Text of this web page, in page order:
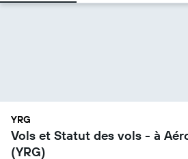
YRG
Vols et Statut des vols - à
(YRG)